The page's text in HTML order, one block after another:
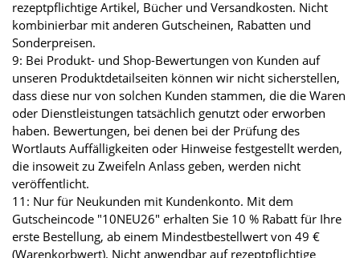
rezeptpflichtige Artikel, Bücher und Versandkosten. Nicht
kombinierbar mit anderen Gutscheinen, Rabatten und
Sonderpreisen.
9: Bei Produkt- und Shop-Bewertungen von Kunden auf
unseren Produktdetailseiten können wir nicht sicherstellen,
dass diese nur von solchen Kunden stammen, die die Waren
oder Dienstleistungen tatsächlich genutzt oder erworben
haben. Bewertungen, bei denen bei der Prüfung des
Wortlauts Auffälligkeiten oder Hinweise festgestellt werden,
die insoweit zu Zweifeln Anlass geben, werden nicht
veröffentlicht.
11: Nur für Neukunden mit Kundenkonto. Mit dem
Gutscheincode "10NEU26" erhalten Sie 10 % Rabatt für Ihre
erste Bestellung, ab einem Mindestbestellwert von 49 €
(Warenkorbwert). Nicht anwendbar auf rezeptpflichtige